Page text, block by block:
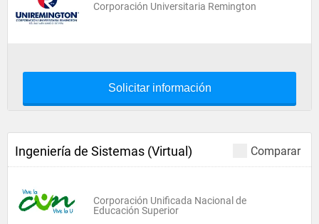
Corporación Universitaria Remington
Solicitar información
Comparar
Ingeniería de Sistemas (Virtual)
Corporación Unificada Nacional de
Educación Superior